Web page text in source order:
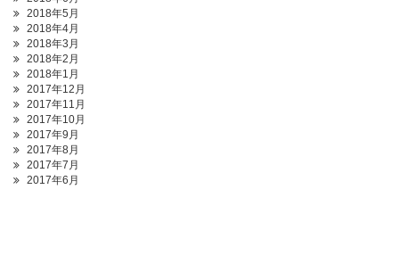
2018年5月
2018年4月
2018年3月
2018年2月
2018年1月
2017年12月
2017年11月
2017年10月
2017年9月
2017年8月
2017年7月
2017年6月